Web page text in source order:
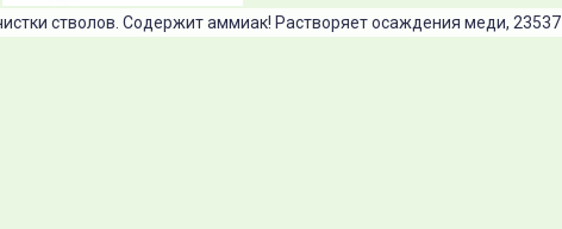
стволов. Содержит аммиак! Растворяет осаждения меди, 23537